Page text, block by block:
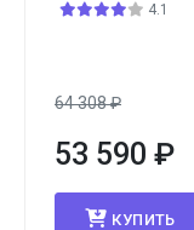
4.1
64 308₽
53 590 ₽
КУПИТЬ